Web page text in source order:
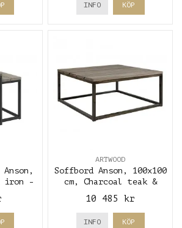
INFO KÖP
iron -
ARTWOOD
Soffbord Anson, 100x100
cm, Charcoal teak &
10 485 kr
INFO KÖP